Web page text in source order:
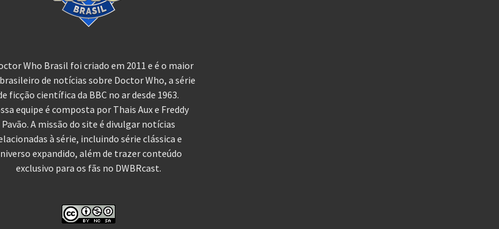
Who Brasil foi criado em 2011 e é o maior
de notícias sobre Doctor Who, a série
ficção científica da BBC no ar desde 1963.
equipe é composta por Thais Aux e Freddy
Pavão. A missão do site é divulgar notícias
à série, incluindo série clássica e
expandido, além de trazer conteúdo
exclusivo para os fãs no DWBRcast.